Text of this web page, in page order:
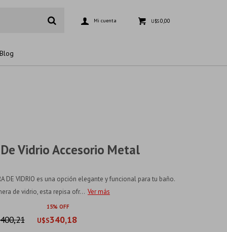
Blog
U$S0,00
Vidrio Accesorio Metal
DE VIDRIO es una opción elegante y funcional para tu baño.
de vidrio, esta repisa ofr... Ver más
15
U$S340,18
400,21